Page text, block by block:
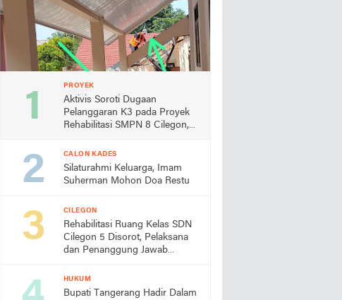
PROYEK
Aktivis Soroti Dugaan
Pelanggaran K3 pada Proyek
Rehabilitasi SMPN 8 Cilegon,
CALON KADES
Silaturahmi Keluarga, Imam
Suherman Mohon Doa Restu
CILEGON
Rehabilitasi Ruang Kelas SDN
Cilegon 5 Disorot, Pelaksana
dan Penanggung Jawab
Berada di Lokasi
HUKUM
Bupati Tangerang Hadir Dalam